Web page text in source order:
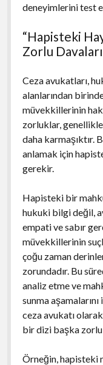
deneyimlerini test
“Hapisteki
Zorlu
Ceza avukatları,
alanlarından
müvekkillerinin
zorluklar,
daha karmaşıktır.
anlamak için
gerekir.
Hapisteki bir
hukuki bilgi değil,
empati ve sabır
müvekkillerinin
çoğu zaman
zorundadır. Bu
analiz etme ve
sunma
ceza avukatı olarak
bir dizi başka
Örneğin, hapisteki